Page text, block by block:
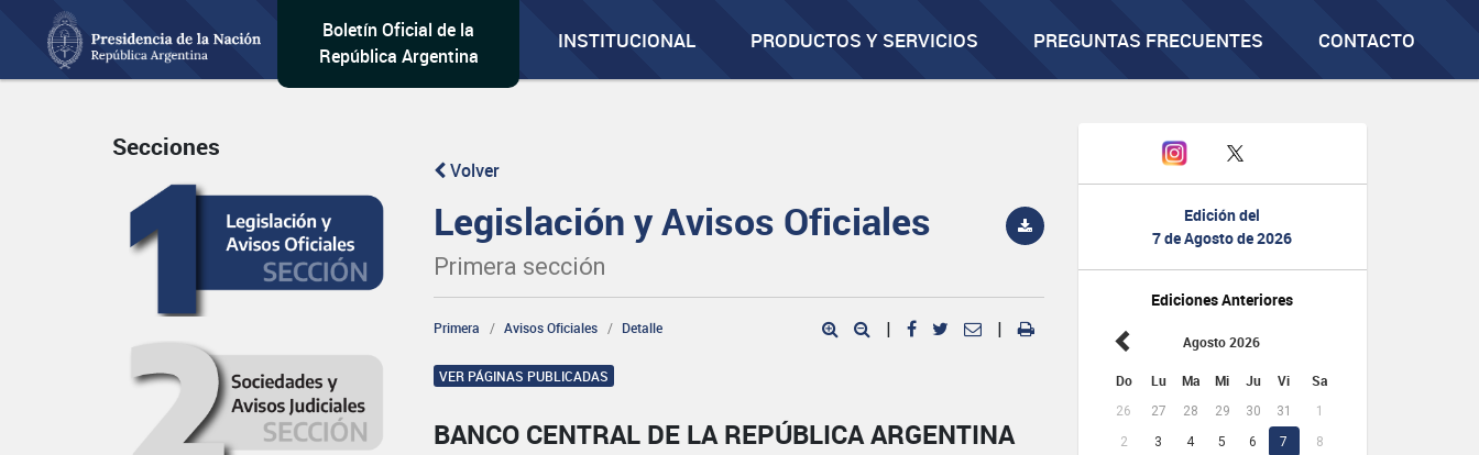
Boletín Oficial de la
República Argentina
INSTITUCIONAL PRODUCTOS Y SERVICIOS PREGUNTAS FRECUENTES CONTACTO
Edición del
7 de Agosto de 2026
Ediciones Anteriores
Agosto 2026
Do Lu Ma Mi Ju Vi Sa
26 27 28 29 30 31
1
2
3 4 5 6 7
8
Secciones
Volver
Legislación y Avisos Oficiales
Primera sección
Primera Avisos Oficiales Detalle | |
VER PÁGINAS PUBLICADAS
BANCO CENTRAL DE LA REPÚBLICA ARGENTINA